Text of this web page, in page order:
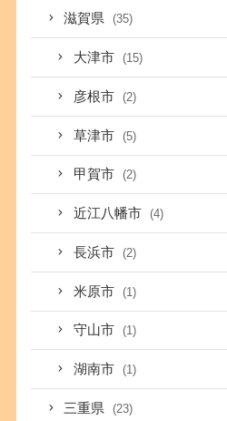
滋賀県 (35)
大津市 (15)
彦根市 (2)
草津市 (5)
甲賀市 (2)
近江八幡市 (4)
長浜市 (2)
米原市 (1)
守山市 (1)
湖南市 (1)
三重県 (23)